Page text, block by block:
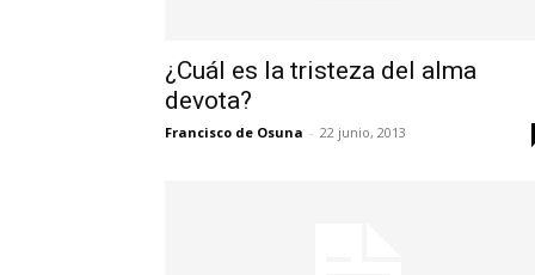
¿Cuál es la tristeza del alma
devota?
Francisco de Osuna - 22 junio, 2013